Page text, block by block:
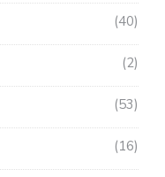
40
2
53
16